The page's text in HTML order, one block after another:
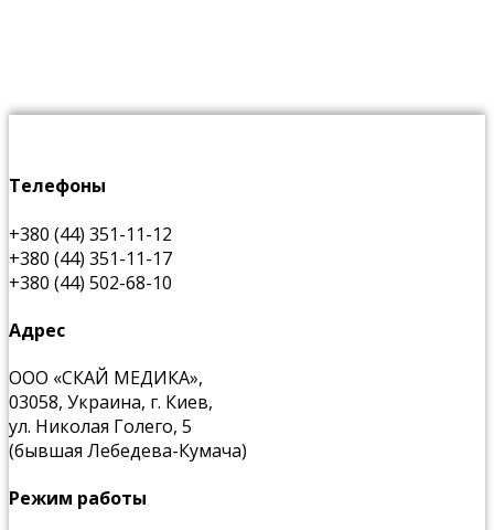
Телефоны
+380 (44) 351-11-12
+380 (44) 351-11-17
+380 (44) 502-68-10
Адрес
ООО «СКАЙ МЕДИКА»,
03058, Украина, г. Киев,
ул. Николая Голего, 5
(бывшая Лебедева-Кумача)
Режим работы